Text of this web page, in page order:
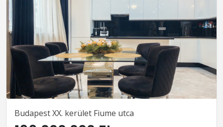
Budapest XX. kerület Fiume utca